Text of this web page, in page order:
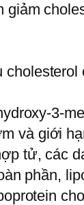
3-
và giới
tử, các
phần,